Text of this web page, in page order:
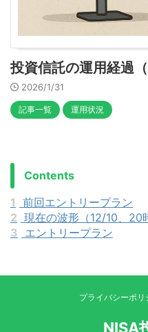
投資信託の運用経過
2026/1/31
記事一覧 運用状況
Contents
1 前回エントリープラン
2 現在の波形（12/10、20
3 エントリープラン
プライバシーポリ
NISA